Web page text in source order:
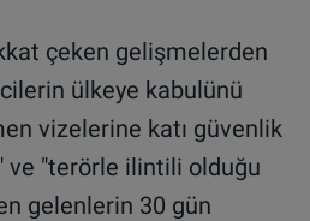
çeken gelişmelerden
ülkeye kabulünü
vizelerine katı güvenlik
ve "terörle ilintili olduğu
gelenlerin 30 gün